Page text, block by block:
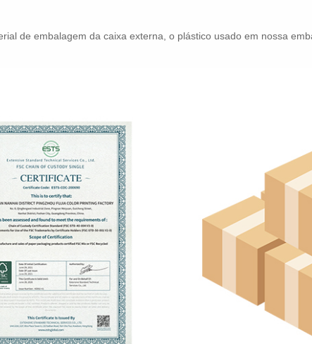
de embalagem da caixa externa, o plástico usado em nossa